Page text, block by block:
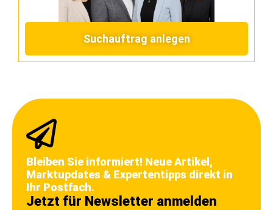
Suchauftrag anlegen
Bleiben Sie informiert! Neue Artikel,
Marktupdates & Expertentipps direkt in
Ihr Postfach.
Jetzt für Newsletter anmelden